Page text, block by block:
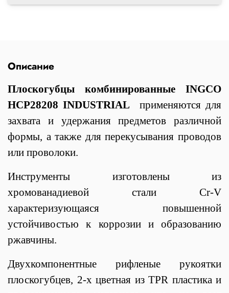
Описание
Плоскогубцы комбинированные INGCO
HCP28208 INDUSTRIAL
применяются для
захвата и удержания предметов различной
формы, а также для перекусывания проводов
или проволоки.
Инструменты изготовлены из
хромованадиевой стали Cr-V
характеризующаяся повышенной
устойчивостью к коррозии и образованию
ржавчины.
Двухкомпонентные рифленые рукоятки
плоскогубцев, 2-х цветная из TPR пластика и